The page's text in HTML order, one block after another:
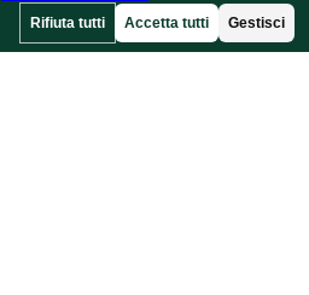
al progettista
Libreria delle piante
Rifiuta tutti Accetta tutti Gestisci